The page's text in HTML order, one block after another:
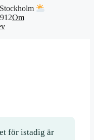
Stockholm
Om
för istadig är